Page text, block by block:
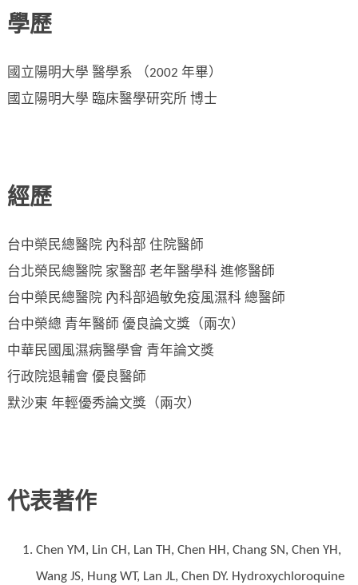
學歷
國立陽明大學 醫學系 （2002 年畢）
國立陽明大學 臨床醫學研究所 博士
經歷
台中榮民總醫院 內科部 住院醫師
台北榮民總醫院 家醫部 老年醫學科 進修醫師
台中榮民總醫院 內科部過敏免疫風濕科 總醫師
台中榮總 青年醫師 優良論文獎（兩次）
中華民國風濕病醫學會 青年論文獎
行政院退輔會 優良醫師
默沙東 年輕優秀論文獎（兩次）
代表著作
Chen YM, Lin CH, Lan TH, Chen HH, Chang SN, Chen YH,
Wang JS, Hung WT, Lan JL, Chen DY. Hydroxychloroquine